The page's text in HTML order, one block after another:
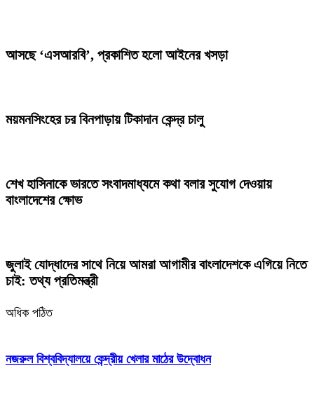
আসছে ‘এসআরবি’, প্রকাশিত হলো আইনের খসড়া
ময়মনসিংহের চর বিনপাড়ায় টিকাদান কেন্দ্র চালু
শেখ হাসিনাকে ভারতে সংবাদমাধ্যমে কথা বলার সুযোগ দেওয়ায়
বাংলাদেশের ক্ষোভ
জুলাই যোদ্ধাদের সাথে নিয়ে আমরা আগামীর বাংলাদেশকে এগিয়ে নিতে
চাই: তথ্য প্রতিমন্ত্রী
অধিক পঠিত
নজরুল বিশ্ববিদ্যালয়ে কেন্দ্রীয় খেলার মাঠের উদ্বোধন